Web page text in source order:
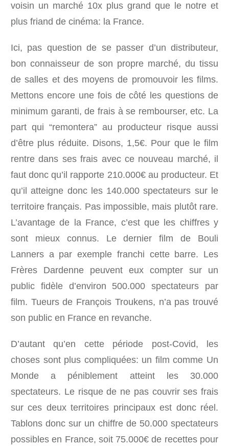
voisin un marché 10x plus grand que le notre et
plus friand de cinéma: la France.
Ici, pas question de se passer d’un distributeur,
bon connaisseur de son propre marché, du tissu
de salles et des moyens de promouvoir les films.
Mettons encore une fois de côté les questions de
minimum garanti, de frais à se rembourser, etc. La
part qui “remontera” au producteur risque aussi
d’être plus réduite. Disons, 1,5€. Pour que le film
rentre dans ses frais avec ce nouveau marché, il
faut donc qu’il rapporte 210.000€ au producteur. Et
qu’il atteigne donc les 140.000 spectateurs sur le
territoire français. Pas impossible, mais plutôt rare.
L’avantage de la France, c’est que les chiffres y
sont mieux connus. Le dernier film de Bouli
Lanners a par exemple franchi cette barre. Les
Frères Dardenne peuvent eux compter sur un
public fidèle d’environ 500.000 spectateurs par
film. Tueurs de François Troukens, n’a pas trouvé
son public en France en revanche.
D’autant qu’en cette période post-Covid, les
choses sont plus compliquées: un film comme Un
Monde a péniblement atteint les 30.000
spectateurs. Le risque de ne pas couvrir ses frais
sur ces deux territoires principaux est donc réel.
Tablons donc sur un chiffre de 50.000 spectateurs
possibles en France, soit 75.000€ de recettes pour